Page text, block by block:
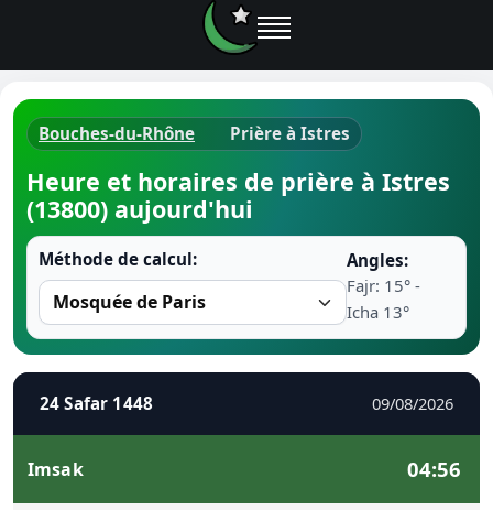
Horaires
Ramadan
Comment
Bouches-du-Rhône Prière à Istres
Heure et horaires de prière à Istres
(13800) aujourd'hui
Méthode de calcul:
Angles:
Fajr: 15° -
Icha 13°
24 Safar 1448 09/08/2026
Imsak 04:56